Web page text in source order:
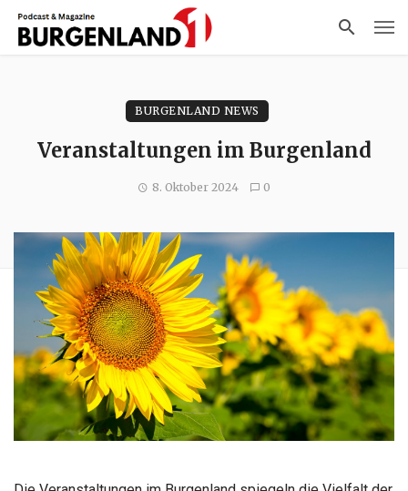
BURGENLAND NEWS
Veranstaltungen im Burgenland
8. Oktober 2024 0